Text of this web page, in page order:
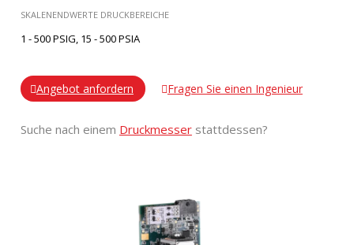
SKALENENDWERTE DRUCKBEREICHE
1 - 500 PSIG, 15 - 500 PSIA
Angebot anfordern Fragen Sie einen Ingenieur
Suche nach einem Druckmesserstattdessen?